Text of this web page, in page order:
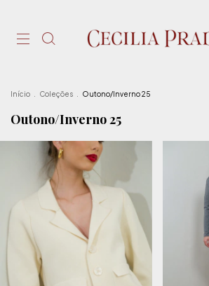
Início Coleções Outono/Inverno 25
Outono/Inverno 25